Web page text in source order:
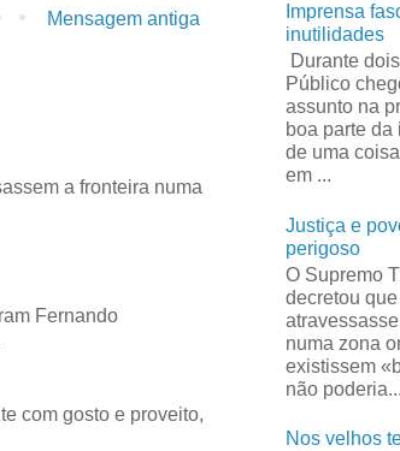
Mensagem antiga
a fronteira numa
Fernando
com gosto e proveito,
Imprensa
inutilidades
Durante
Público
assunto na
boa parte da
de uma
em ...
Justiça e
perigoso
O Supremo
decretou
numa zona
existissem
não poderia...
Nos velhos